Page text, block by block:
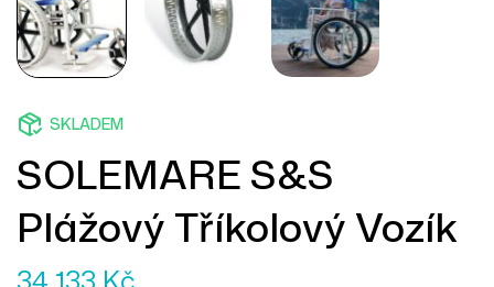
SKLADEM
SOLEMARE S&S
Plážový Tříkolový Vozík